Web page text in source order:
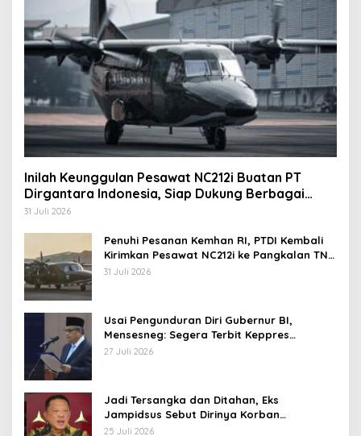
Inilah Keunggulan Pesawat NC212i Buatan PT
Dirgantara Indonesia, Siap Dukung Berbagai
Operasi TNI
31 Juli 2026
Penuhi Pesanan Kemhan RI, PTDI Kembali
Kirimkan Pesawat NC212i ke Pangkalan TNI
AU
31 Juli 2026
Usai Pengunduran Diri Gubernur BI,
Mensesneg: Segera Terbit Keppres
Pemberhentian dengan Hormat
27 Juli 2026
Jadi Tersangka dan Ditahan, Eks
Jampidsus Sebut Dirinya Korban
Kriminalisasi
25 Juli 2026